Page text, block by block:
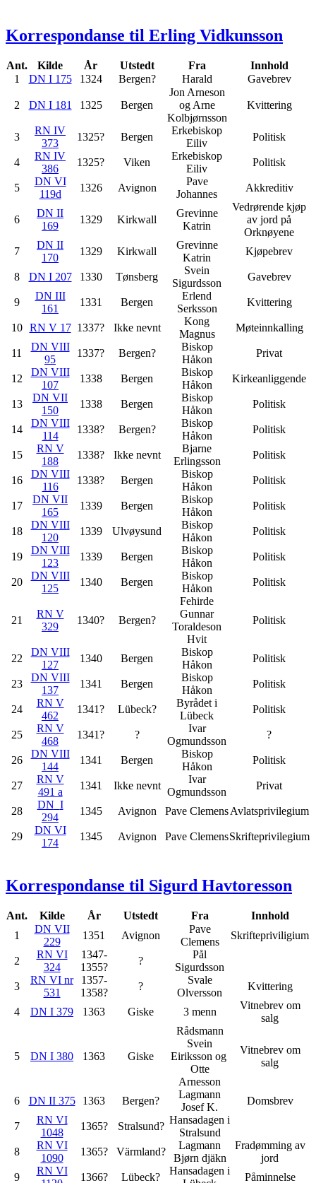
Korrespondanse til Erling Vidkunsson
Ant. Kilde År Utstedt Fra
Innhold
1
DN I 175 1324 Bergen? Harald Gavebrev
2 DN I 181 1325 Bergen
Jon Arneson
og Arne
Kolbjørnsson
Kvittering
3
RN IV
373
1325? Bergen
Erkebiskop
Eiliv
Politisk
4
RN IV
386
1325? Viken
Erkebiskop
Eiliv
Politisk
5
DN VI
119d
1326 Avignon
Pave
Johannes
Akkreditiv
6
DN II
169
1329 Kirkwall
Grevinne
Katrin
Vedrørende kjøp
av jord på
Orknøyene
7
DN II
170
1329 Kirkwall
Grevinne
Katrin
Kjøpebrev
8 DN I 207 1330 Tønsberg
Svein
Sigurdsson
Gavebrev
9
DN III
161
1331 Bergen
Erlend
Serksson
Kvittering
10 RN V 17 1337? Ikke nevnt
Kong
Magnus
Møteinnkalling
11
DN VIII
95
1337? Bergen?
Biskop
Håkon
Privat
12
DN VIII
107
1338 Bergen
Biskop
Håkon
Kirkeanliggende
13
DN VII
150
1338 Bergen
Biskop
Håkon
Politisk
14
DN VIII
114
1338? Bergen?
Biskop
Håkon
Politisk
15
RN V
188
1338? Ikke nevnt
Bjarne
Erlingsson
Politisk
16
DN VIII
116
1338? Bergen
Biskop
Håkon
Politisk
17
DN VII
165
1339 Bergen
Biskop
Håkon
Politisk
18
DN VIII
120
1339 Ulvøysund
Biskop
Håkon
Politisk
19
DN VIII
123
1339 Bergen
Biskop
Håkon
Politisk
20
DN VIII
125
1340 Bergen
Biskop
Håkon
Politisk
21
RN V
329
1340? Bergen?
Fehirde
Gunnar
Toraldeson
Hvit
Politisk
22
DN VIII
127
1340 Bergen
Biskop
Håkon
Politisk
23
DN VIII
137
1341 Bergen
Biskop
Håkon
Politisk
24
RN V
462
1341? Lübeck?
Byrådet i
Lübeck
Politisk
25
RN V
468
1341? ?
Ivar
Ogmundsson
?
26
DN VIII
144
1341 Bergen
Biskop
Håkon
Politisk
27
RN V
491 a
1341 Ikke nevnt
Ivar
Ogmundsson
Privat
28
DN I
294
1345 Avignon Pave ClemensAvlatsprivilegium
29
DN VI
174
1345 Avignon Pave ClemensSkrifteprivilegium
Korrespondanse til Sigurd Havtoresson
Ant. Kilde År Utstedt Fra
Innhold
1
DN VII
229
1351 Avignon
Pave
Clemens
Skriftepriviligium
2
RN VI
324
1347-
1355?
?
Pål
Sigurdsson
3
RN VI nr
531
1357-
1358?
?
Svale
Olversson
Kvittering
4 DN I 379 1363 Giske 3 menn
Vitnebrev om
salg
5 DN I 380 1363 Giske
Rådsmann
Svein
Eiriksson og
Otte
Arnesson
Vitnebrev om
salg
6 DN II 375 1363 Bergen?
Lagmann
Josef K.
Domsbrev
7
RN VI
1048
1365? Stralsund?
Hansadagen i
Stralsund
8
RN VI
1090
1365? Värmland?
Lagmann
Bjørn djäkn
Fradømming av
jord
9
RN VI
1366? Lübeck?
Hansadagen i
Påminnelse